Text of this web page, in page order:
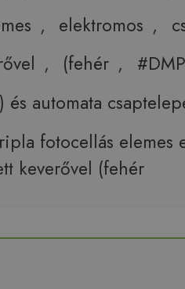
, elektromos ,
, (fehér ,
és automata
fotocellás elemes
keverővel (fehér